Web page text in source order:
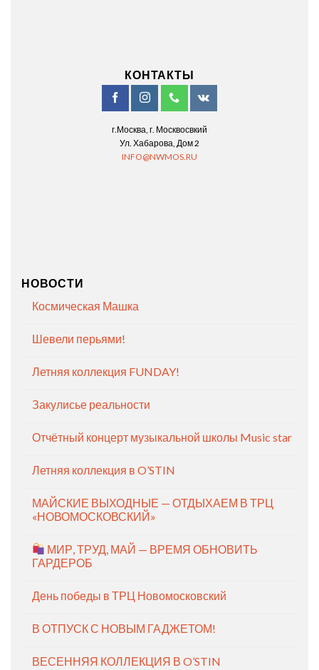
КОНТАКТЫ
г.Москва, г. Москвосвкий
Ул. Хабарова, Дом 2
INFO@NWMOS.RU
НОВОСТИ
Космическая Машка
Шевели перьями!
Летняя коллекция FUNDAY!
Закулисье реальности
Отчётный концерт музыкальной школы Music star
Летняя коллекция в O’STIN
МАЙСКИЕ ВЫХОДНЫЕ — ОТДЫХАЕМ В ТРЦ
«НОВОМОСКОВСКИЙ»
МИР, ТРУД, МАЙ — ВРЕМЯ ОБНОВИТЬ
ГАРДЕРОБ
День победы в ТРЦ Новомосковский
В ОТПУСК С НОВЫМ ГАДЖЕТОМ!
ВЕСЕННЯЯ КОЛЛЕКЦИЯ В O’STIN